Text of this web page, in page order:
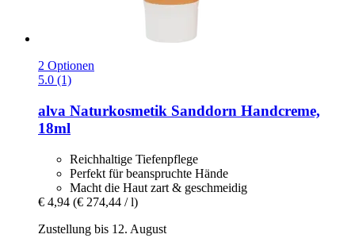
2 Optionen
5.0 (1)
alva Naturkosmetik Sanddorn Handcreme,
18ml
Reichhaltige Tiefenpflege
Perfekt für beanspruchte Hände
Macht die Haut zart & geschmeidig
€ 4,94 (€ 274,44 / l)
Zustellung bis 12. August